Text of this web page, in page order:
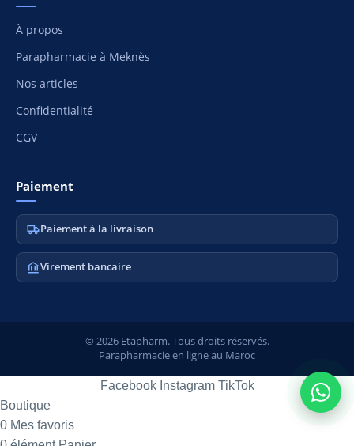
À propos
Parapharmacie à Meknès
Nos articles
Confidentialité
CGV
Paiement
Paiement à la livraison
Virement bancaire
© 2026 Etapharm. Tous droits réservés.
Parapharmacie en ligne au Maroc
Facebook Instagram TikTok
Boutique
0 Mes favoris